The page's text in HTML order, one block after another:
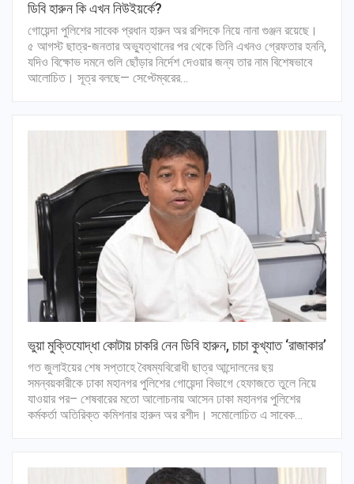
ডিবি হারুন কি এখন নিউইয়র্কে?
গোয়েন্দা পুলিশের সাবেক প্রধান হারুন অর রশিদকে নিয়ে নানা গুঞ্জন রয়েছে।
৫ আগস্ট ছাত্র-জনতার অভ্যুত্থানের পর থেকে তিনি এখনও গ্রেফতার হননি,
যদিও বিক্ষোভ দমনে গুলি ছোঁড়ার নির্দেশ দেওয়ার জন্য তার নাম বিশেষভাবে
আলোচিত। সূত্র বলছে— সেপ্টেম্বরের…
ভুয়া মুক্তিযোদ্ধা কোটায় চাকরি নেন ডিবি হারুন, চাচা কুখ্যাত ‘রাজাকার’
গত জুলাইয়ের শেষ সপ্তাহে বৈষম্যবিরোধী ছাত্র আন্দোলনের ছয়
সমন্বয়কারীকে ঢাকা মহানগর পুলিশের গোয়েন্দা বিভাগে হেফাজতে তুলে নিয়ে
যাওয়ার পর– শেষবারের মতো আলোচনায় আসেন ঢাকা মহানগর পুলিশের
কর্মকর্তা অতিরিক্ত কমিশনার হারুন অর রশীদ। সমোলোচিত এ সাবেক…